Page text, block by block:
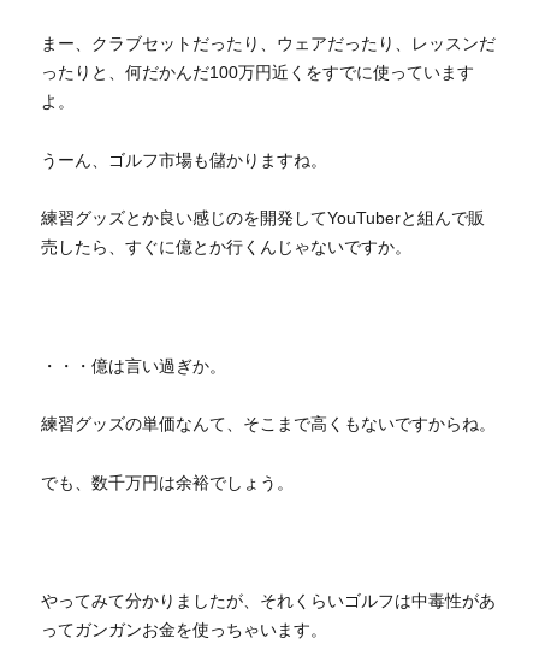
まー、クラブセットだったり、ウェアだったり、レッスンだ
ったりと、何だかんだ100万円近くをすでに使っています
よ。
うーん、ゴルフ市場も儲かりますね。
練習グッズとか良い感じのを開発してYouTuberと組んで販
売したら、すぐに億とか行くんじゃないですか。
・・・億は言い過ぎか。
練習グッズの単価なんて、そこまで高くもないですからね。
でも、数千万円は余裕でしょう。
やってみて分かりましたが、それくらいゴルフは中毒性があ
ってガンガンお金を使っちゃいます。